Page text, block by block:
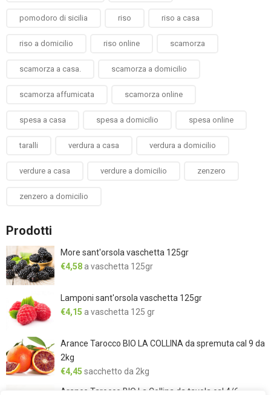
pomodoro di sicilia riso riso a casa
riso a domicilio riso online scamorza
scamorza a casa. scamorza a domicilio
scamorza affumicata scamorza online
spesa a casa spesa a domicilio spesa online
taralli verdura a casa verdura a domicilio
verdure a casa verdure a domicilio zenzero
zenzero a domicilio
Prodotti
More sant'orsola vaschetta 125gr
€4,58 a vaschetta 125gr
Lamponi sant'orsola vaschetta 125gr
€4,15 a vaschetta 125 gr
Arance Tarocco BIO LA COLLINA da spremuta cal 9 da
2kg
€4,45 sacchetto da 2kg
Arance Tarocco BIO La Collina da tavola cal 4/6